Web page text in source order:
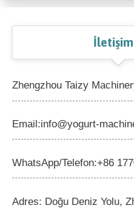
Zhengzhou Taizy
Email:info@yogurt-
WhatsApp/Telefon:+86
Adres: Doğu Deniz Yolu,